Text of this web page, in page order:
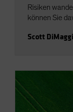
Risiken
können Sie
Scott